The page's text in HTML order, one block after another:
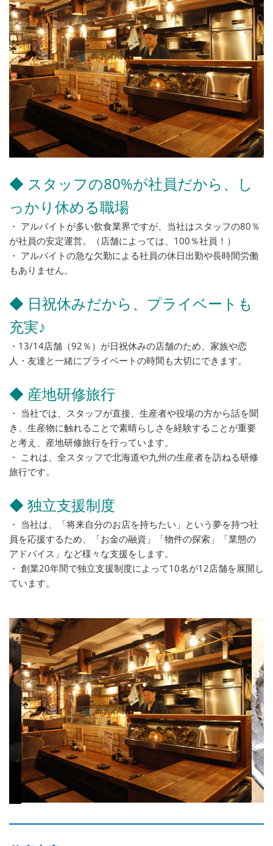
◆ スタッフの80%が社員だから、し
っかり休める職場
・ アルバイトが多い飲食業界ですが、当社はスタッフの80％
が社員の安定運営。（店舗によっては、100％社員！）
・ アルバイトの急な欠勤による社員の休日出勤や長時間労働
もありません。
◆ 日祝休みだから、プライベートも
充実♪
・13/14店舗（92％）が日祝休みの店舗のため、家族や恋
人・友達と一緒にプライベートの時間も大切にできます。
◆ 産地研修旅行
・ 当社では、スタッフが直接、生産者や役場の方から話を聞
き、生産物に触れることで素晴らしさを経験することが重要
と考え、産地研修旅行を行っています。
・ これは、全スタッフで北海道や九州の生産者を訪ねる研修
旅行です。
◆ 独立支援制度
・ 当社は、「将来自分のお店を持ちたい」という夢を持つ社
員を応援するため、「お金の融資」「物件の探索」「業態の
アドバイス」など様々な支援をします。
・ 創業20年間で独立支援制度によって10名が12店舗を展開し
ています。